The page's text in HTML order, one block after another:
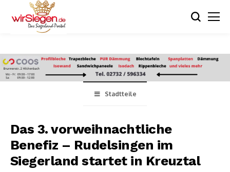
Stadtteile
Das 3. vorweihnachtliche
Benefiz – Rudelsingen im
Siegerland startet in Kreuztal